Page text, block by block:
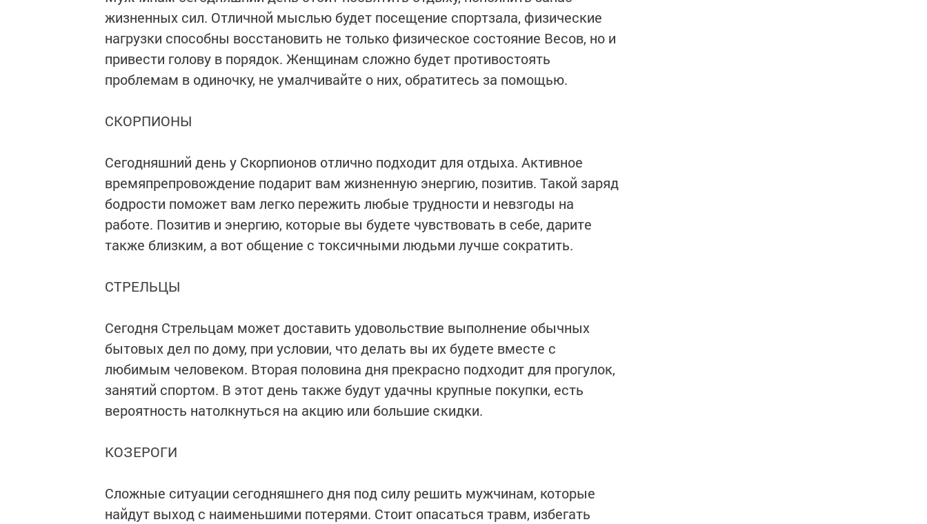
жизненных сил. Отличной мыслью будет посещение спортзала, физические
нагрузки способны восстановить не только физическое состояние Весов, но и
привести голову в порядок. Женщинам сложно будет противостоять
проблемам в одиночку, не умалчивайте о них, обратитесь за помощью.
СКОРПИОНЫ
Сегодняшний день у Скорпионов отлично подходит для отдыха. Активное
времяпрепровождение подарит вам жизненную энергию, позитив. Такой заряд
бодрости поможет вам легко пережить любые трудности и невзгоды на
работе. Позитив и энергию, которые вы будете чувствовать в себе, дарите
также близким, а вот общение с токсичными людьми лучше сократить.
СТРЕЛЬЦЫ
Сегодня Стрельцам может доставить удовольствие выполнение обычных
бытовых дел по дому, при условии, что делать вы их будете вместе с
любимым человеком. Вторая половина дня прекрасно подходит для прогулок,
занятий спортом. В этот день также будут удачны крупные покупки, есть
вероятность натолкнуться на акцию или большие скидки.
КОЗЕРОГИ
Сложные ситуации сегодняшнего дня под силу решить мужчинам, которые
найдут выход с наименьшими потерями. Стоит опасаться травм, избегать